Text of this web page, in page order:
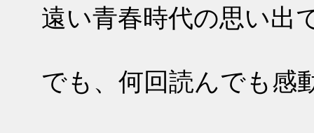
遠い青春時代の思い出
でも、何回読んでも感